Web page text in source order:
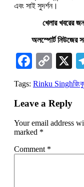
এবং সাই সুদর্শন।
খেলার খবরের
অলস্পোর্ট নিউজের
Link
X
Tags: Rinku Singh
Leave a Reply
Your email address
marked *
Comment *